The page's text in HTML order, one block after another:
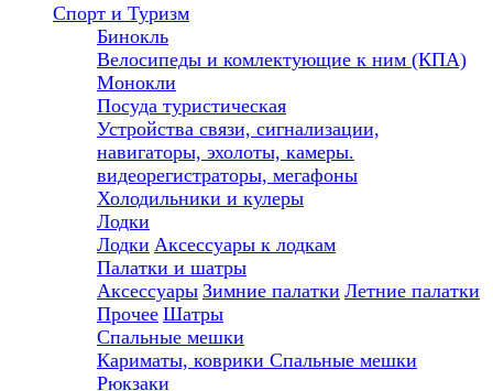
Спорт и Туризм
Бинокль
Велосипеды и комлектующие к ним (КПА)
Монокли
Посуда туристическая
Устройства связи, сигнализации,
навигаторы, эхолоты, камеры.
видеорегистраторы, мегафоны
Холодильники и кулеры
Лодки
Лодки Аксессуары к лодкам
Палатки и шатры
Аксессуары Зимние палатки Летние палатки
Прочее Шатры
Спальные мешки
Кариматы, коврики Спальные мешки
Рюкзаки